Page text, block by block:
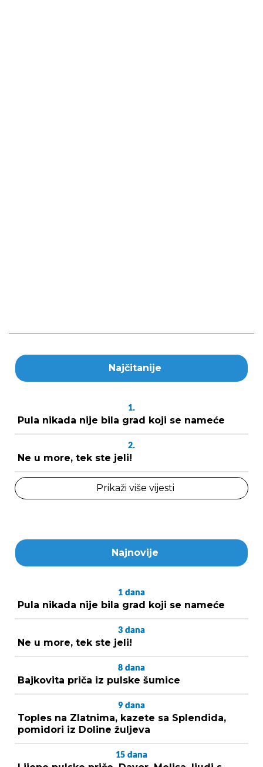
Najčitanije
1.
Pula nikada nije bila grad koji se nameće
2.
Ne u more, tek ste jeli!
Prikaži više vijesti
Najnovije
1 dana
Pula nikada nije bila grad koji se nameće
3 dana
Ne u more, tek ste jeli!
8 dana
Bajkovita priča iz pulske šumice
9 dana
Toples na Zlatnima, kazete sa Splendida,
pomidori iz Doline žuljeva
15 dana